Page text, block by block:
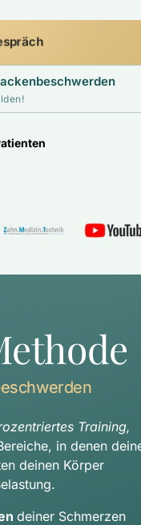
Training,
in denen
deiner Schmerzen